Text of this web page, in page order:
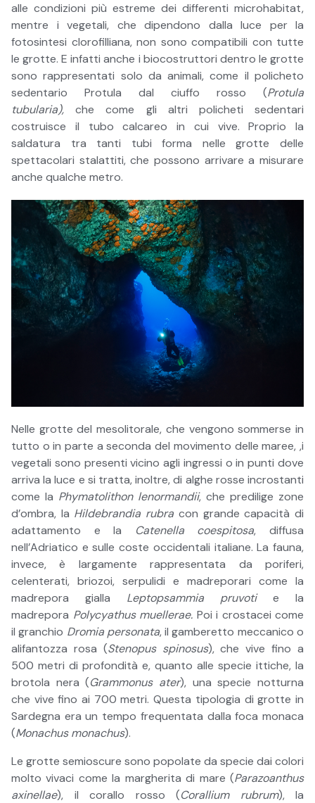
alle condizioni più estreme dei differenti microhabitat,
mentre i vegetali, che dipendono dalla luce per la
fotosintesi clorofilliana, non sono compatibili con tutte
le grotte. E infatti anche i biocostruttori dentro le grotte
sono rappresentati solo da animali, come il policheto
sedentario Protula dal ciuffo rosso (Protula
tubularia), che come gli altri policheti sedentari
costruisce il tubo calcareo in cui vive. Proprio la
saldatura tra tanti tubi forma nelle grotte delle
spettacolari stalattiti, che possono arrivare a misurare
anche qualche metro.
Nelle grotte del mesolitorale, che vengono sommerse in
tutto o in parte a seconda del movimento delle maree, ,i
vegetali sono presenti vicino agli ingressi o in punti dove
arriva la luce e si tratta, inoltre, di alghe rosse incrostanti
come la Phymatolithon lenormandii, che predilige zone
d’ombra, la Hildebrandia rubra con grande capacità di
adattamento e la
Catenella coespitosa, diffusa
nell’Adriatico e sulle coste occidentali italiane. La fauna,
invece, è largamente rappresentata da poriferi,
celenterati, briozoi, serpulidi e madreporari come la
madrepora gialla Leptopsammia pruvoti e la
madrepora Polycyathus muellerae. Poi i crostacei come
il granchio Dromia personata, il gamberetto meccanico o
alifantozza rosa (Stenopus spinosus), che vive fino a
500 metri di profondità e, quanto alle specie ittiche, la
brotola nera (Grammonus ater), una specie notturna
che vive fino ai 700 metri. Questa tipologia di grotte in
Sardegna era un tempo frequentata dalla foca monaca
(Monachus monachus).
Le grotte semioscure sono popolate da specie dai colori
molto vivaci come la margherita di mare (Parazoanthus
axinellae), il corallo rosso (Corallium rubrum), la